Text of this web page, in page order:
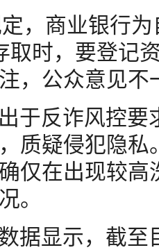
，商业银行
取时，要登记
，公众意见不
于反诈风控
质疑侵犯隐
仅在出现较
。
据显示，截